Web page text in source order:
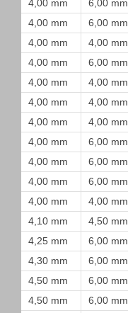
4,00 mm
6,00 mm
4,00 mm
6,00 mm
4,00 mm
4,00 mm
4,00 mm
6,00 mm
4,00 mm
4,00 mm
4,00 mm
4,00 mm
4,00 mm
4,00 mm
4,00 mm
6,00 mm
4,00 mm
6,00 mm
4,00 mm
6,00 mm
4,00 mm
4,00 mm
4,10 mm
4,50 mm
4,25 mm
6,00 mm
4,30 mm
6,00 mm
4,50 mm
6,00 mm
4,50 mm
6,00 mm